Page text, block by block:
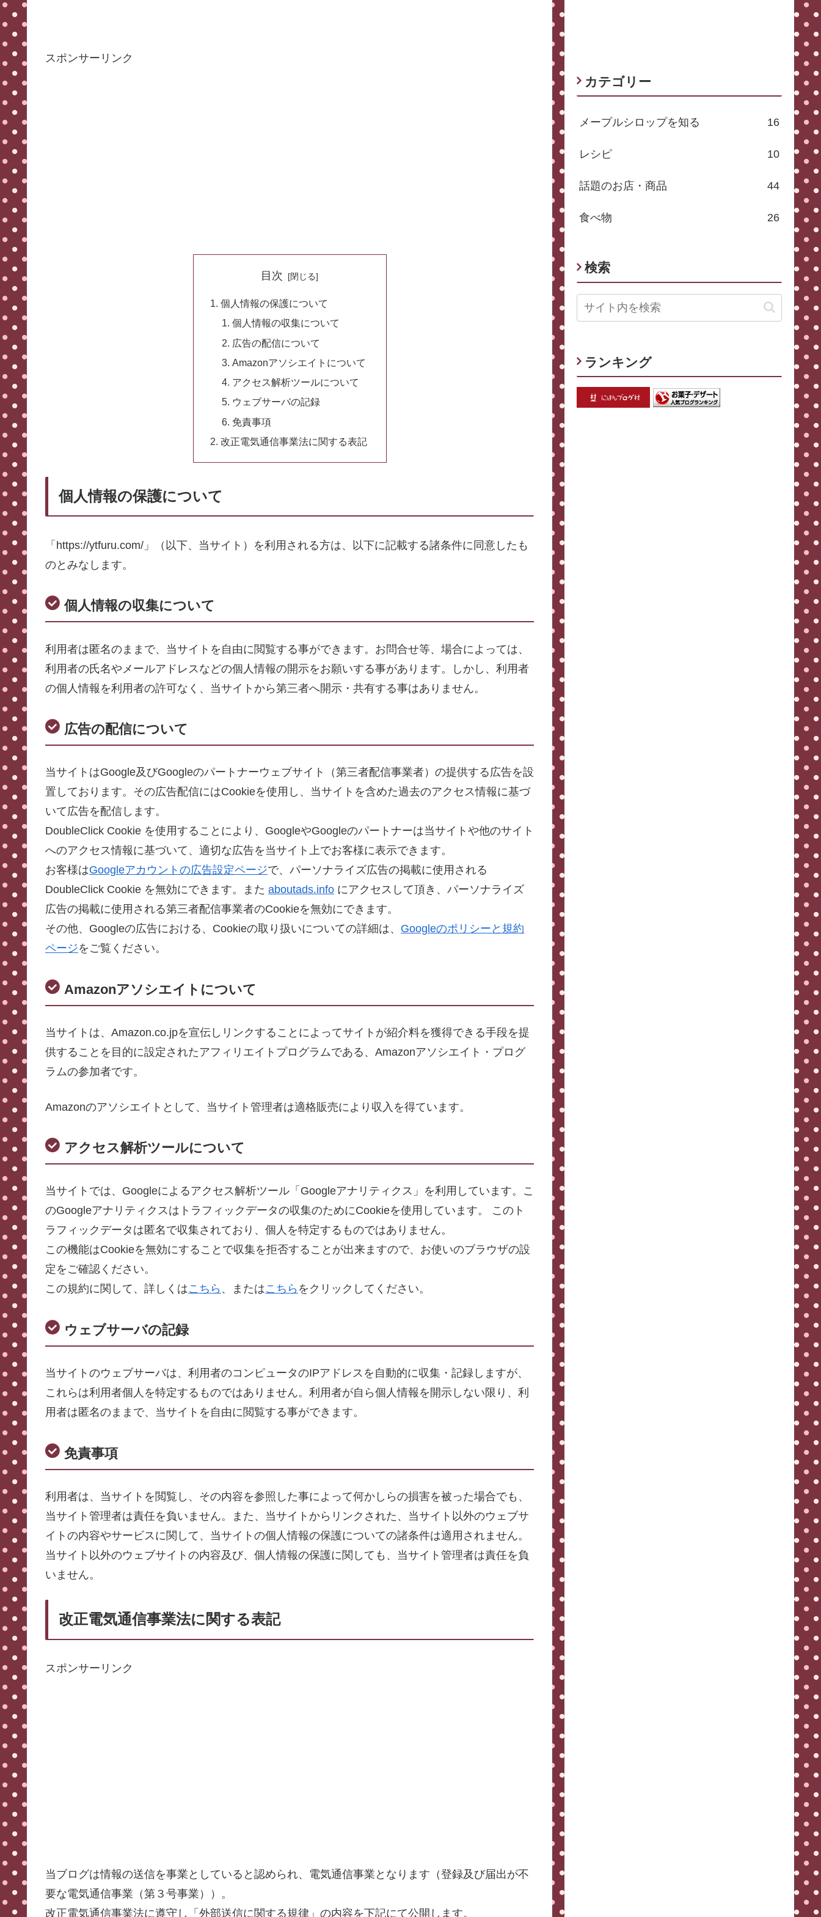
スポンサーリンク
目次
個人情報の保護について
個人情報の収集について
広告の配信について
Amazonアソシエイトについて
アクセス解析ツールについて
ウェブサーバの記録
免責事項
改正電気通信事業法に関する表記
個人情報の保護について
「https://ytfuru.com/」（以下、当サイト）を利用される方は、以下に記載する諸条件に同意したも
のとみなします。
個人情報の収集について
利用者は匿名のままで、当サイトを自由に閲覧する事ができます。お問合せ等、場合によっては、
利用者の氏名やメールアドレスなどの個人情報の開示をお願いする事があります。しかし、利用者
の個人情報を利用者の許可なく、当サイトから第三者へ開示・共有する事はありません。
広告の配信について
当サイトはGoogle及びGoogleのパートナーウェブサイト（第三者配信事業者）の提供する広告を設
置しております。その広告配信にはCookieを使用し、当サイトを含めた過去のアクセス情報に基づ
いて広告を配信します。
DoubleClick Cookie を使用することにより、GoogleやGoogleのパートナーは当サイトや他のサイト
へのアクセス情報に基づいて、適切な広告を当サイト上でお客様に表示できます。
お客様はGoogleアカウントの広告設定ページで、パーソナライズ広告の掲載に使用される
DoubleClick Cookie を無効にできます。また aboutads.info にアクセスして頂き、パーソナライズ
広告の掲載に使用される第三者配信事業者のCookieを無効にできます。
その他、Googleの広告における、Cookieの取り扱いについての詳細は、 Googleのポリシーと規約
ページをご覧ください。
Amazonアソシエイトについて
当サイトは、Amazon.co.jpを宣伝しリンクすることによってサイトが紹介料を獲得できる手段を提
供することを目的に設定されたアフィリエイトプログラムである、Amazonアソシエイト・プログ
ラムの参加者です。
Amazonのアソシエイトとして、当サイト管理者は適格販売により収入を得ています。
アクセス解析ツールについて
当サイトでは、Googleによるアクセス解析ツール「Googleアナリティクス」を利用しています。こ
のGoogleアナリティクスはトラフィックデータの収集のためにCookieを使用しています。 このト
ラフィックデータは匿名で収集されており、個人を特定するものではありません。
この機能はCookieを無効にすることで収集を拒否することが出来ますので、お使いのブラウザの設
定をご確認ください。
この規約に関して、詳しくはこちら 、またはこちら をクリックしてください。
ウェブサーバの記録
当サイトのウェブサーバは、利用者のコンピュータのIPアドレスを自動的に収集・記録しますが、
これらは利用者個人を特定するものではありません。利用者が自ら個人情報を開示しない限り、利
用者は匿名のままで、当サイトを自由に閲覧する事ができます。
免責事項
利用者は、当サイトを閲覧し、その内容を参照した事によって何かしらの損害を被った場合でも、
当サイト管理者は責任を負いません。また、当サイトからリンクされた、当サイト以外のウェブサ
イトの内容やサービスに関して、当サイトの個人情報の保護についての諸条件は適用されません。
当サイト以外のウェブサイトの内容及び、個人情報の保護に関しても、当サイト管理者は責任を負
いません。
改正電気通信事業法に関する表記
スポンサーリンク
当ブログは情報の送信を事業としていると認められ、電気通信事業となります（登録及び届出が不
要な電気通信事業（第３号事業））。
改正電気通信事業法に遵守し「外部送信に関する規律」の内容を下記にて公開します。
カテゴリー
メープルシロップを知る 16
レシピ 10
話題のお店・商品 44
食べ物 26
検索
ランキング